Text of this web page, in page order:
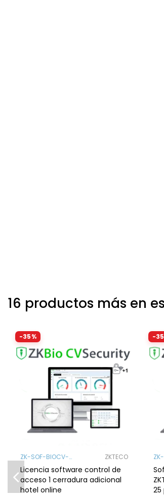
16 productos más en
-35%
ZK-SOF-BIOCV-
ONLINEHOTEL
ZKTECO
Licencia software control de
acceso 1 cerradura adicional
hotel online
-
25